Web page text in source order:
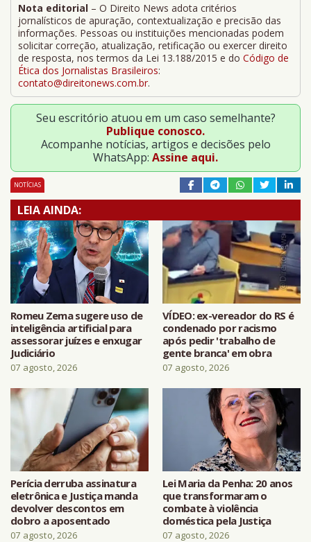
Nota editorial – O Direito News adota critérios
jornalísticos de apuração, contextualização e precisão das
informações. Pessoas ou instituições mencionadas podem
solicitar correção, atualização, retificação ou exercer direito
de resposta, nos termos da Lei 13.188/2015 e do Código de
Ética dos Jornalistas Brasileiros:
contato@direitonews.com.br.
Seu escritório atuou em um caso semelhante?
Publique conosco.
Acompanhe notícias, artigos e decisões pelo
WhatsApp: Assine aqui.
NOTÍCIAS
LEIA AINDA:
Romeu Zema sugere uso de
inteligência artificial para
assessorar juízes e enxugar
Judiciário
07 agosto, 2026
VÍDEO: ex-vereador do RS é
condenado por racismo
após pedir 'trabalho de
gente branca' em obra
07 agosto, 2026
Perícia derruba assinatura
eletrônica e Justiça manda
devolver descontos em
dobro a aposentado
07 agosto, 2026
Lei Maria da Penha: 20 anos
que transformaram o
combate à violência
doméstica pela Justiça
07 agosto, 2026